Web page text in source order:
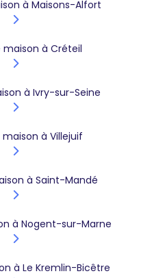
à Maisons-Alfort
à Créteil
à Ivry-sur-Seine
à Villejuif
à Saint-Mandé
à Nogent-sur-Marne
à Le Kremlin-Bicêtre